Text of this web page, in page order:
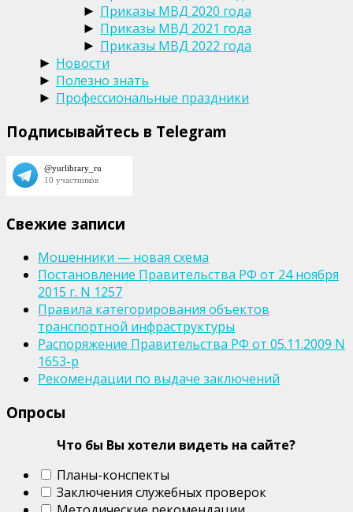
► Приказы МВД 2020 года
► Приказы МВД 2021 года
► Приказы МВД 2022 года
► Новости
► Полезно знать
► Профессиональные праздники
Подписывайтесь в Telegram
Свежие записи
Мошенники — новая схема
Постановление Правительства РФ от 24 ноября
2015 г. N 1257
Правила категорирования объектов
транспортной инфраструктуры
Распоряжение Правительства РФ от 05.11.2009 N
1653-р
Рекомендации по выдаче заключений
Опросы
Что бы Вы хотели видеть на сайте?
Планы-конспекты
Заключения служебных проверок